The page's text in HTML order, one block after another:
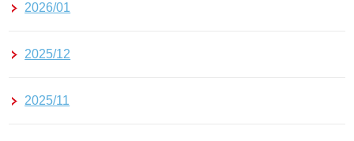
2026/01
2025/12
2025/11